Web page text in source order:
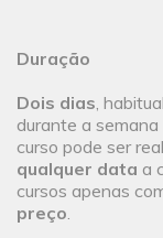
Duração
Dois dias,
durante a
curso pode ser
qualquer data a
cursos apenas
preço.